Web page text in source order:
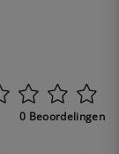
0 Beoordelingen